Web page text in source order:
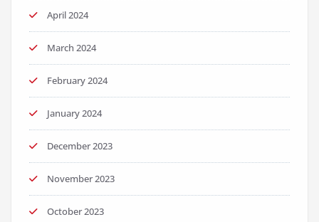
April 2024
March 2024
February 2024
January 2024
December 2023
November 2023
October 2023